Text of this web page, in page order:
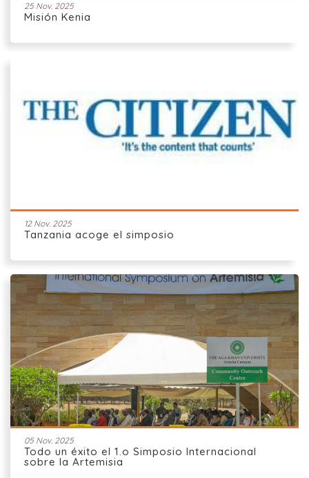
25 Nov. 2025
Misión Kenia
12 Nov. 2025
Tanzania acoge el simposio
05 Nov. 2025
Todo un éxito el 1.o Simposio Internacional
sobre la Artemisia